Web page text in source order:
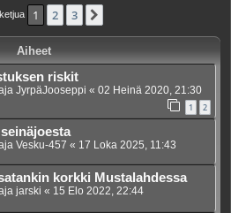
1 2 3
Aiheet
riskit
JyrpäJooseppi « 02 Heinä 2020, 21:30
1 2
Vesku-457 « 17 Loka 2025, 11:43
korkki Mustalahdessa
jarski « 15 Elo 2022, 22:44